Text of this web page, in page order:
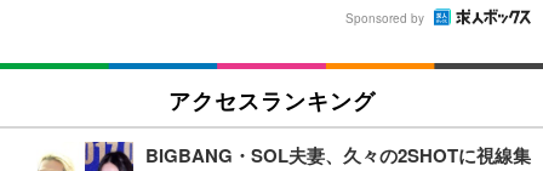
Sponsored by
アクセスランキング
BIGBANG・SOL夫妻、久々の2SHOTに視線集